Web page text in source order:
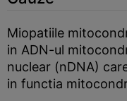
Miopatiile
in ADN-ul
nuclear (nDNA)
in functia